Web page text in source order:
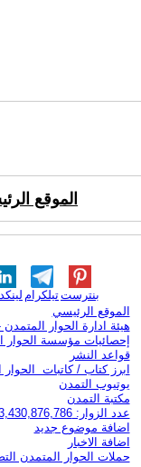
الموقع
تيلكرامبنترست
الموقع الرئيسي
هيئة ادارة الحوار المتمدن
إحصائيات مؤسسة الحوار
قواعد النشر
ابرز كتاب / كاتبات الحوار
يوتيوب التمدن
مكتبة التمدن
عدد الزوار: 3,430,876,786
اضافة موضوع جديد
اضافة الاخبار
حملات الحوار المتمدن